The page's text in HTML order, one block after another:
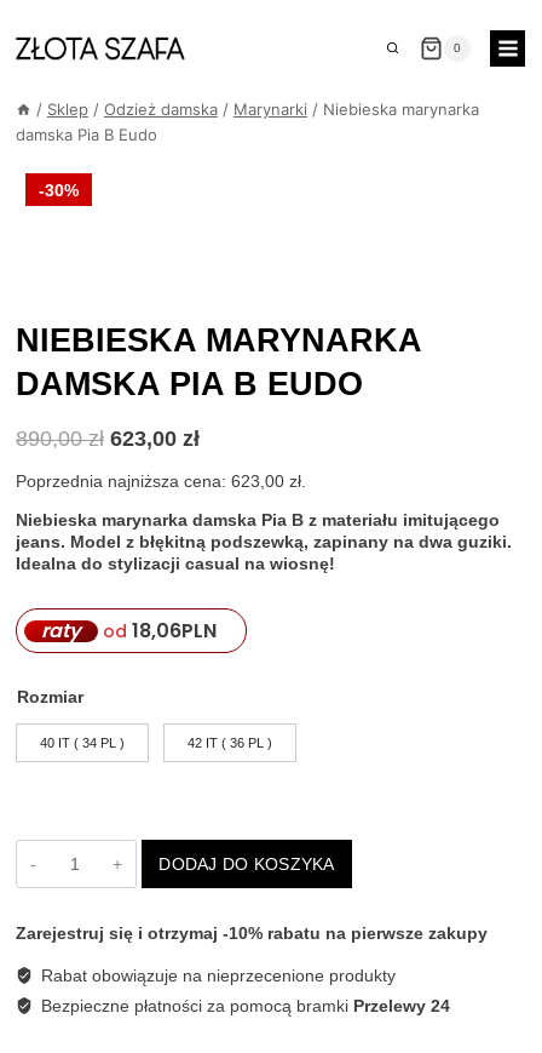
treści
0
/ Sklep / Odzież damska / Marynarki / Niebieska marynarka
damska Pia B Eudo
-30%
NIEBIESKA MARYNARKA
DAMSKA PIA B EUDO
890,00zł Pierwotna
wynosiła:
623,00 złAktualna
wynosi:
Poprzednia najniższa cena: 623,00 zł.
Niebieska marynarka damska Pia B z materiału imitującego
jeans. Model z błękitną podszewką, zapinany na dwa guziki.
Idealna do stylizacji casual na wiosnę!
raty od 18,06PLN
Rozmiar
40 IT ( 34 PL ) 42 IT ( 36 PL )
Niebieska
marynarka
Pia
Eudo
DODAJ DO KOSZYKA
Zarejestruj się i otrzymaj -10% rabatu na pierwsze zakupy
Rabat obowiązuje na nieprzecenione produkty
Bezpieczne płatności za pomocą bramki Przelewy 24